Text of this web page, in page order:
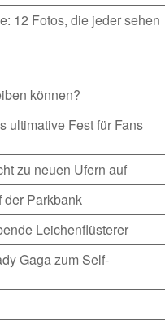
12 Fotos, die jeder sehen
können?
ultimative Fest für Fans
zu neuen Ufern auf
der Parkbank
Leichenflüsterer
Gaga zum Self-